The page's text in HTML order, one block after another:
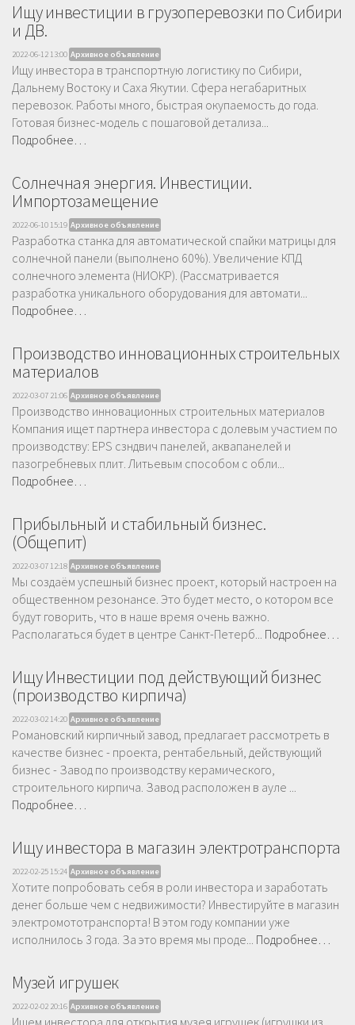
Ищу инвестиции в грузоперевозки по Сибири
и ДВ.
2022-06-12 13:00 Архивное объявление
Ищу инвестора в транспортную логистику по Сибири,
Дальнему Востоку и Саха Якутии. Сфера негабаритных
перевозок. Работы много, быстрая окупаемость до года.
Готовая бизнес-модель с пошаговой детализа...
Подробнее…
Солнечная энергия. Инвестиции.
Импортозамещение
2022-06-10 15:19 Архивное объявление
Разработка станка для автоматической спайки матрицы для
солнечной панели (выполнено 60%). Увеличение КПД
солнечного элемента (НИОКР). (Рассматривается
разработка уникального оборудования для автомати...
Подробнее…
Производство инновационных строительных
материалов
2022-03-07 21:06 Архивное объявление
Производство инновационных строительных материалов
Компания ищет партнера инвестора с долевым участием по
производству: EPS сзндвич панелей, аквапанелей и
пазогребневых плит. Литьевым способом с обли...
Подробнее…
Прибыльный и стабильный бизнес.
(Общепит)
2022-03-07 12:18 Архивное объявление
Мы создаём успешный бизнес проект, который настроен на
общественном резонансе. Это будет место, о котором все
будут говорить, что в наше время очень важно.
Располагаться будет в центре Санкт-Петерб... Подробнее…
Ищу Инвестиции под действующий бизнес
(производство кирпича)
2022-03-02 14:20 Архивное объявление
Романовский кирпичный завод, предлагает рассмотреть в
качестве бизнес - проекта, рентабельный, действующий
бизнес - Завод по производству керамического,
строительного кирпича. Завод расположен в ауле ...
Подробнее…
Ищу инвестора в магазин электротранспорта
2022-02-25 15:24 Архивное объявление
Хотите попробовать себя в роли инвестора и заработать
денег больше чем с недвижимости? Инвестируйте в магазин
электромототранспорта! В этом году компании уже
исполнилось 3 года. За это время мы проде... Подробнее…
Музей игрушек
2022-02-02 20:16 Архивное объявление
Ищем инвестора для открытия музея игрушек (игрушки из